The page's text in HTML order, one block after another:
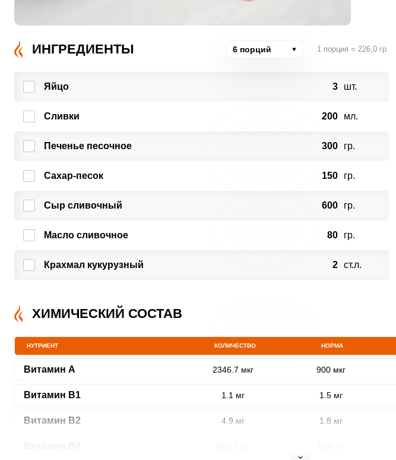
ИНГРЕДИЕНТЫ 6 порций 1 порция = 226,0 гр.
Яйцо 3 шт.
Сливки 200 мл.
Печенье песочное 300 гр.
Сахар-песок 150 гр.
Сыр сливочный 600 гр.
Масло сливочное 80 гр.
Крахмал кукурузный 2 ст.л.
ХИМИЧЕСКИЙ СОСТАВ
НУТРИЕНТ КОЛИЧЕСТВО НОРМА
Витамин A 2346.7 мкг 900 мкг
Витамин В1 1.1 мг 1.5 мг
Витамин В2 4.9 мг 1.8 мг